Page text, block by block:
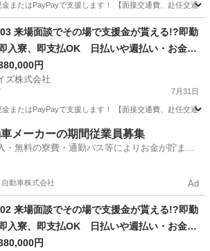
またはPayPayで支援します！ 【面接交通費、赴任交通
来場面談でその場で支援金が貰える!?即勤
入寮、即支払OK 日払いや週払い・お金住
に困ってる方必見の案件です！簡単な電子
製造・加工のお仕事♪
円
ズ株式会社
7月31日
またはPayPayで支援します！ 【面接交通費、赴任交通
他 業務
メーカーの期間従業員募集
・無料の寮費・通勤バス等によりお金が貯まり
自動車株式会社 Ad
来場面談でその場で支援金が貰える!?即勤
入寮、即支払OK 日払いや週払い・お金住
に困ってる方必見の案件です！簡単な電子
円